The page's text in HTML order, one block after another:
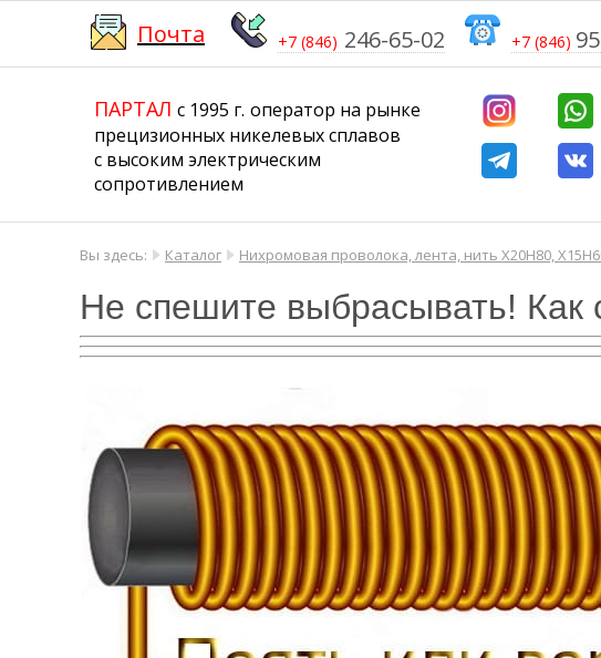
Почта +7 (846) 246-65-02 +7 (846)
ПАРТАЛ с 1995 г. ​​​​​​​оператор на рынке
прецизионных никелевых сплавов
с высоким электрическим
сопротивлением
Вы здесь: Каталог Нихромовая проволока, лента, нить Х20Н80,
Не спешите выбрасывать! Как